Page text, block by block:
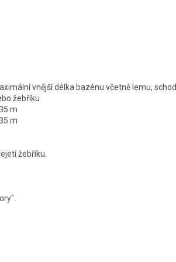
vnější délka bazénu včetně lemu,
žebříku
m
m
žebříku.